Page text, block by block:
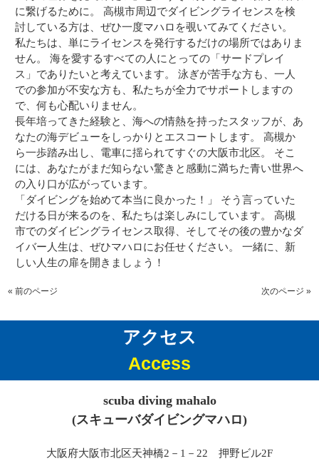
に繋げるために。 高槻市周辺でダイビングライセンスを検
討している方は、ぜひ一度マハロを覗いてみてください。
私たちは、単にライセンスを発行するだけの場所ではありま
せん。 海を愛するすべての人にとっての「サードプレイ
ス」でありたいと考えています。 泳ぎが苦手な方も、一人
での参加が不安な方も、私たちが全力でサポートしますの
で、何も心配いりません。
長年培ってきた経験と、海への情熱を持ったスタッフが、あ
なたの海デビューをしっかりとエスコートします。 高槻か
ら一歩踏み出し、電車に揺られてすぐの大阪市北区。 そこ
には、あなたがまだ知らない驚きと感動に満ちた青い世界へ
の入り口が広がっています。
「ダイビングを始めて本当に良かった！」 そう言っていた
だける日が来るのを、私たちは楽しみにしています。 高槻
市でのダイビングライセンス取得、そしてその後の豊かなダ
イバー人生は、ぜひマハロにお任せください。 一緒に、新
しい人生の扉を開きましょう！
« 前のページ 次のページ »
アクセス
Access
scuba diving mahalo
(スキューバダイビングマハロ)
大阪府大阪市北区天神橋2－1－22 押野ビル2F